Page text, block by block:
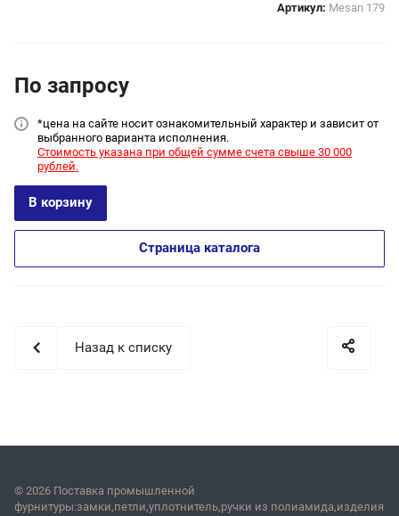
Артикул: Mesan 179
По запросу
*цена на сайте носит ознакомительный характер и зависит от
выбранного варианта исполнения.
Стоимость указана при общей сумме счета свыше 30 000
рублей.
В корзину
Страница каталога
Назад к списку
© 2026 Поставка промышленной
фурнитуры:замки,петли,уплотнитель,ручки из полиамида,изделия